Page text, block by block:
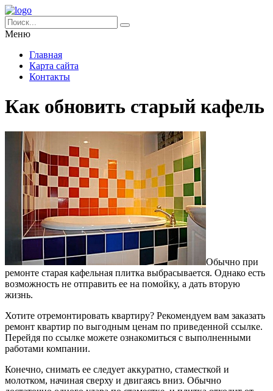
Меню
Главная
Карта сайта
Контакты
Как обновить старый кафель
Обычно при
ремонте старая кафельная плитка выбрасывается. Однако есть
возможность не отправить ее на помойку, а дать вторую
жизнь.
Хотите отремонтировать квартиру? Рекомендуем вам заказать
ремонт квартир по выгодным ценам по приведенной ссылке.
Перейдя по ссылке можете ознакомиться с выполненными
работами компании.
Конечно, снимать ее следует аккуратно, стаместкой и
молотком, начиная сверху и двигаясь вниз. Обычно